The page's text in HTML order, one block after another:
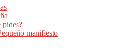
pides?
manifiesto